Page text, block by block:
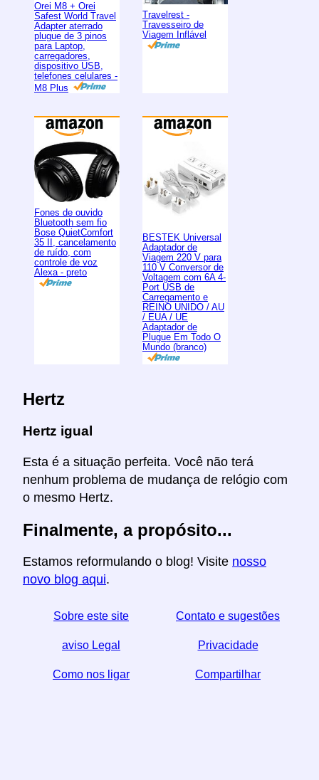
Orei M8 + Orei
Safest World Travel
Adapter aterrado
plugue de 3 pinos
para Laptop,
carregadores,
dispositivo USB,
telefones celulares -
M8 Plus
Travelrest -
Travesseiro de
Viagem Inflável
Fones de ouvido
Bluetooth sem fio
Bose QuietComfort
35 II, cancelamento
de ruído, com
controle de voz
Alexa - preto
BESTEK Universal
Adaptador de
Viagem 220 V para
110 V Conversor de
Voltagem com 6A 4-
Port USB de
Carregamento e
REINO UNIDO / AU
/ EUA / UE
Adaptador de
Plugue Em Todo O
Mundo (branco)
Hertz
Hertz igual
Esta é a situação perfeita. Você não terá
nenhum problema de mudança de relógio com
o mesmo Hertz.
Finalmente, a propósito...
Estamos reformulando o blog! Visite nosso
novo blog aqui.
Sobre este site Contato e sugestões
aviso Legal Privacidade
Como nos ligar Compartilhar